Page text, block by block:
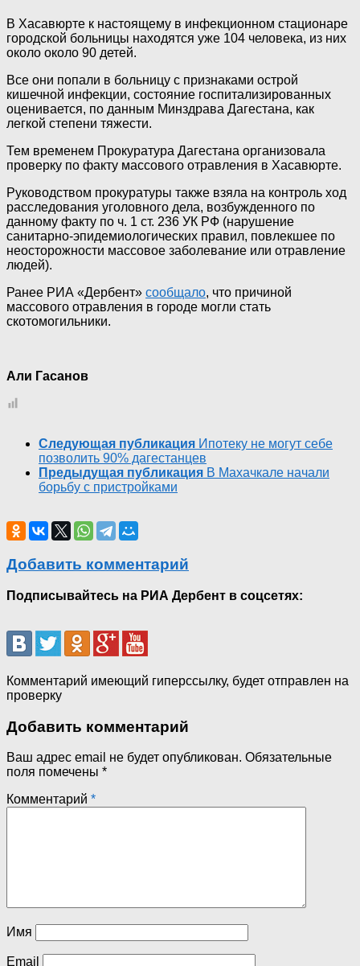
В Хасавюрте к настоящему в инфекционном стационаре
городской больницы находятся уже 104 человека, из них
около около 90 детей.
Все они попали в больницу с признаками острой
кишечной инфекции, состояние госпитализированных
оценивается, по данным Минздрава Дагестана, как
легкой степени тяжести.
Тем временем Прокуратура Дагестана организовала
проверку по факту массового отравления в Хасавюрте.
Руководством прокуратуры также взяла на контроль ход
расследования уголовного дела, возбужденного по
данному факту по ч. 1 ст. 236 УК РФ (нарушение
санитарно-эпидемиологических правил, повлекшее по
неосторожности массовое заболевание или отравление
людей).
Ранее РИА «Дербент» сообщало, что причиной
массового отравления в городе могли стать
скотомогильники.
Али Гасанов
Следующая публикация Ипотеку не могут себе
позволить 90% дагестанцев
Предыдущая публикация В Махачкале начали
борьбу с пристройками
Добавить комментарий
Подписывайтесь на РИА Дербент в соцсетях:
Комментарий имеющий гиперссылку, будет отправлен на
проверку
Добавить комментарий
Ваш адрес email не будет опубликован. Обязательные
поля помечены *
Комментарий *
Имя
Email